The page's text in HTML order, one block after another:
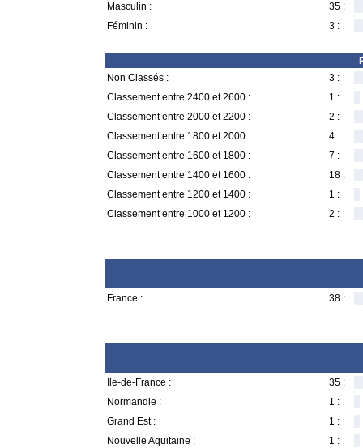
Masculin :
35 :
Féminin :
3 :
Non Classés :
3 :
Classement entre 2400 et 2600 :
1 :
Classement entre 2000 et 2200 :
2 :
Classement entre 1800 et 2000 :
4 :
Classement entre 1600 et 1800 :
7 :
Classement entre 1400 et 1600 :
18 :
Classement entre 1200 et 1400 :
1 :
Classement entre 1000 et 1200 :
2 :
France : 38 :
Ile-de-France :
35 :
Normandie :
1 :
Grand Est :
1 :
Nouvelle Aquitaine :
1 :